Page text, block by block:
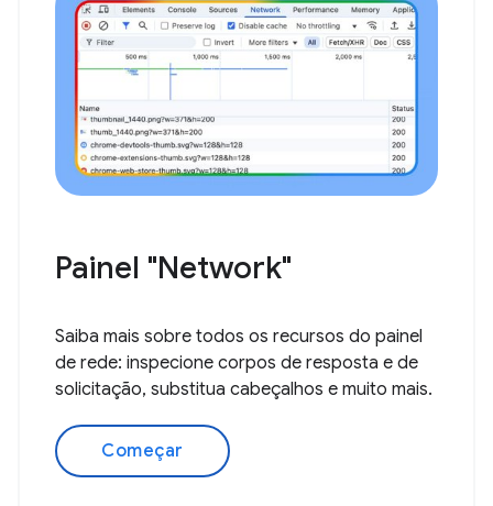
Painel "Network"
Saiba mais sobre todos os recursos do painel
de rede: inspecione corpos de resposta e de
solicitação, substitua cabeçalhos e muito mais.
Começar